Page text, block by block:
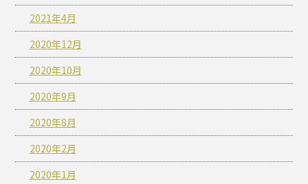
2021年4月
2020年12月
2020年10月
2020年9月
2020年8月
2020年2月
2020年1月